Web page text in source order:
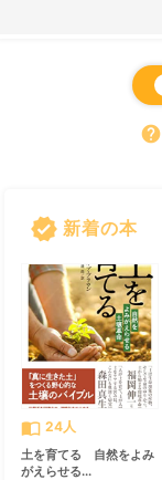
help
verified 新着の本
import_contacts 24人
土を育てる 自然をよみ
がえらせる...